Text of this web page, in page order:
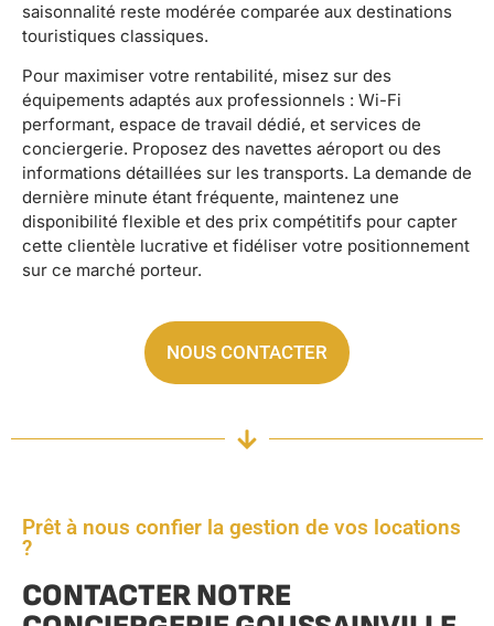
saisonnalité reste modérée comparée aux destinations
touristiques classiques.
Pour maximiser votre rentabilité, misez sur des
équipements adaptés aux professionnels : Wi-Fi
performant, espace de travail dédié, et services de
conciergerie. Proposez des navettes aéroport ou des
informations détaillées sur les transports. La demande de
dernière minute étant fréquente, maintenez une
disponibilité flexible et des prix compétitifs pour capter
cette clientèle lucrative et fidéliser votre positionnement
sur ce marché porteur.
NOUS CONTACTER
Prêt à nous confier la gestion de vos locations
?
CONTACTER NOTRE